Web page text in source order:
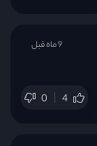
0 4
9 ماه قبل